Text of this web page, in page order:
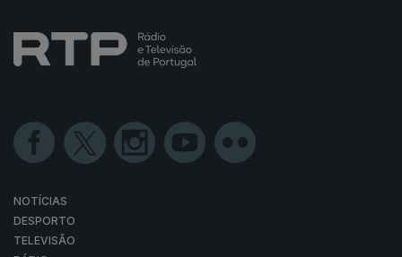
NOTÍCIAS
DESPORTO
TELEVISÃO